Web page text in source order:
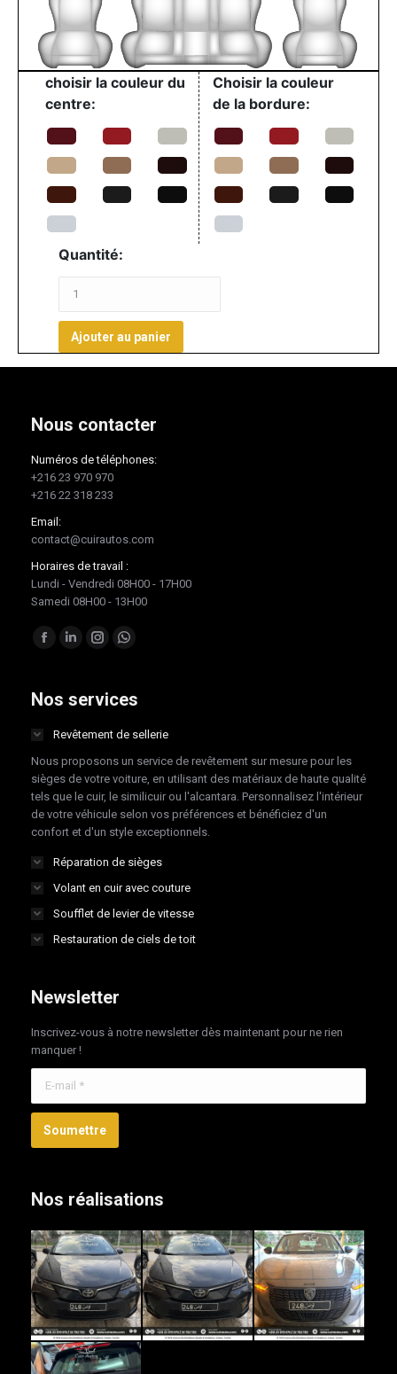
choisir la couleur du
centre:
Choisir la couleur
de la bordure:
Quantité:
Ajouter au panier
Nous contacter
Numéros de téléphones:
+216 23 970 970
+216 22 318 233
Email:
contact@cuirautos.com
Horaires de travail :
Lundi - Vendredi 08H00 - 17H00
Samedi 08H00 - 13H00
Trouvez nous sur :
Facebook
opens
new
window
LinkedIn
opens
new
window
Instagram
opens
new
window
Whatsapp
opens
new
window
Nos services
Revêtement de sellerie
Nous proposons un service de revêtement sur mesure pour les
sièges de votre voiture, en utilisant des matériaux de haute qualité
tels que le cuir, le similicuir ou l'alcantara. Personnalisez l'intérieur
de votre véhicule selon vos préférences et bénéficiez d'un
confort et d'un style exceptionnels.
Réparation de sièges
Volant en cuir avec couture
Soufflet de levier de vitesse
Restauration de ciels de toit
Newsletter
Inscrivez-vous à notre newsletter dès maintenant pour ne rien
manquer !
Soumettre
Nos réalisations